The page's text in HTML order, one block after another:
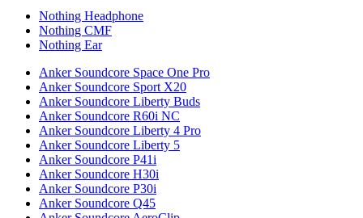
Nothing Headphone
Nothing CMF
Nothing Ear
Anker Soundcore Space One Pro
Anker Soundcore Sport X20
Anker Soundcore Liberty Buds
Anker Soundcore R60i NC
Anker Soundcore Liberty 4 Pro
Anker Soundcore Liberty 5
Anker Soundcore P41i
Anker Soundcore H30i
Anker Soundcore P30i
Anker Soundcore Q45